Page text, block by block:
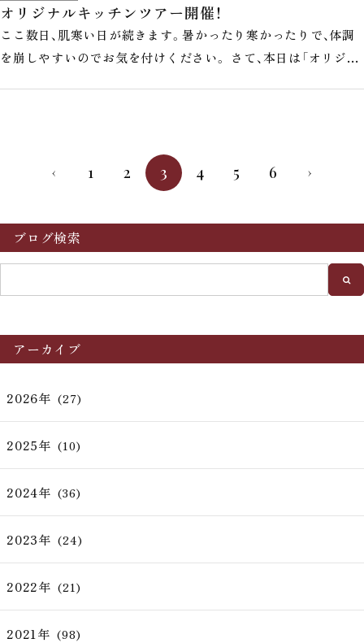
オリジナルキッチンツアー開催！
ここ数日、肌寒い日が続きます。暑かったり寒かったりで、体調
を崩しやすいのでお気を付けください。 さて、本日は「オリジナ
‹ 1 2 3 4 5 6 ›
ブログ検索
アーカイブ
2026年 (27)
2025年 (10)
2024年 (36)
2023年 (24)
2022年 (21)
2021年 (98)